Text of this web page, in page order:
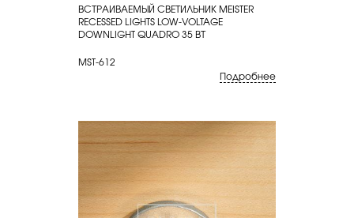
КУПИТЬ
ВСТРАИВАЕМЫЙ СВЕТИЛЬНИК MEISTER
RECESSED LIGHTS LOW-VOLTAGE
DOWNLIGHT QUADRO 35 ВТ
MST-612
Подробнее